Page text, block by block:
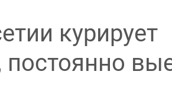
курирует
постоянно